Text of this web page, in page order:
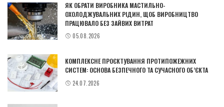
ЯК ОБРАТИ ВИРОБНИКА МАСТИЛЬНО-
ОХОЛОДЖУВАЛЬНИХ РІДИН, ЩОБ ВИРОБНИЦТВО
ПРАЦЮВАЛО БЕЗ ЗАЙВИХ ВИТРАТ
05.08.2026
КОМПЛЕКСНЕ ПРОЄКТУВАННЯ ПРОТИПОЖЕЖНИХ
СИСТЕМ: ОСНОВА БЕЗПЕЧНОГО ТА СУЧАСНОГО ОБ’ЄКТА
24.07.2026